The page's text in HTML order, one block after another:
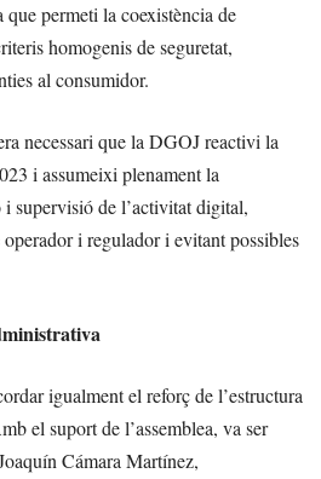
permeti la coexistència de
homogenis de seguretat,
al consumidor.
necessari que la DGOJ reactivi la
i assumeixi plenament la
supervisió de l’activitat digital,
i regulador i evitant possibles
igualment el reforç de l’estructura
el suport de l’assemblea, va ser
Cámara Martínez,